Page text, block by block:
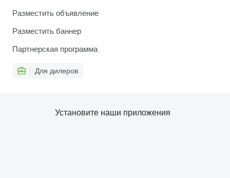
Разместить объявление
Разместить баннер
Партнерская программа
Для дилеров
Установите наши приложения